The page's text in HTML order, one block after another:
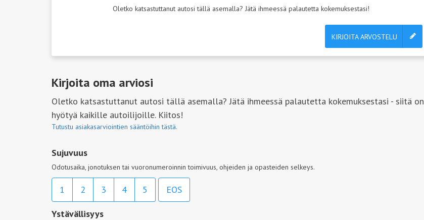
Oletko katsastuttanut autosi tällä asemalla? Jätä ihmeessä palautetta kokemuksestasi!
KIRJOITA ARVOSTELU
Kirjoita oma arviosi
Oletko katsastuttanut autosi tällä asemalla? Jätä ihmeessä palautetta kokemuksestasi - siitä on
hyötyä kaikille autoilijoille. Kiitos!
Tutustu asiakasarviointien sääntöihin tästä.
Sujuvuus
Odotusaika, jonotuksen tai vuoronumeroinnin toimivuus, ohjeiden ja opasteiden selkeys.
1 2 3 4 5 EOS
Ystävällisyys